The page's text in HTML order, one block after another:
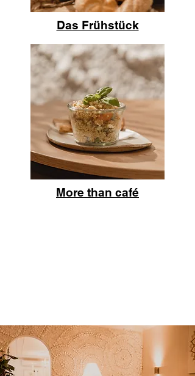
Das Frühstück
More than café